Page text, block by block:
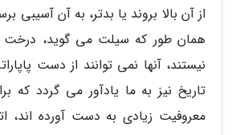
از آن بالا بروند یا بدتر، به آن آسیبی
همان طور که سیلت می گوید، درخت
نیستند، آنها نمی توانند از دست
تاریخ نیز به ما یادآور می گردد که
معروفیت زیادی به دست آورده اند،